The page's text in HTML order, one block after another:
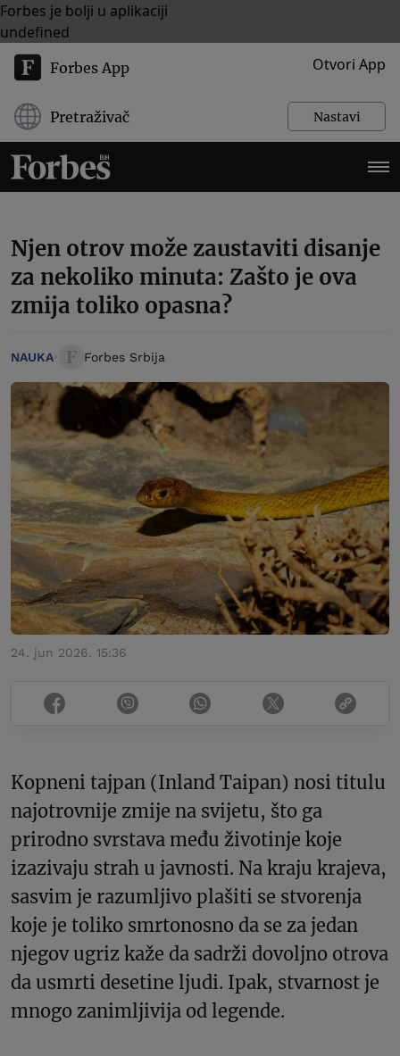
Forbes je bolji u aplikaciji
undefined
Forbes App Otvori App
Pretraživač Nastavi
Njen otrov može zaustaviti disanje
za nekoliko minuta: Zašto je ova
zmija toliko opasna?
NAUKA Forbes Srbija
24. jun 2026. 15:36
Kopneni tajpan (Inland Taipan) nosi titulu
najotrovnije zmije na svijetu, što ga
prirodno svrstava među životinje koje
izazivaju strah u javnosti. Na kraju krajeva,
sasvim je razumljivo plašiti se stvorenja
koje je toliko smrtonosno da se za jedan
njegov ugriz kaže da sadrži dovoljno otrova
da usmrti desetine ljudi. Ipak, stvarnost je
mnogo zanimljivija od legende.